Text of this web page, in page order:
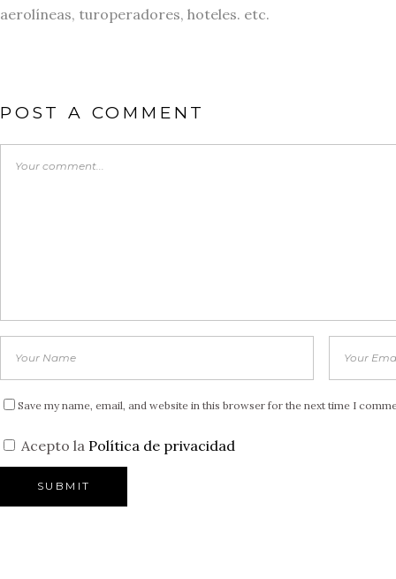
aerolíneas, turoperadores, hoteles. etc.
POST A COMMENT
Save my name, email, and website in this browser for the next time I
Acepto la Política de privacidad